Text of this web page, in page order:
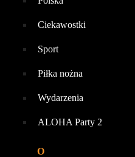
Ciekawostki
Sport
Piłka nożna
Wydarzenia
ALOHA Party 2
O